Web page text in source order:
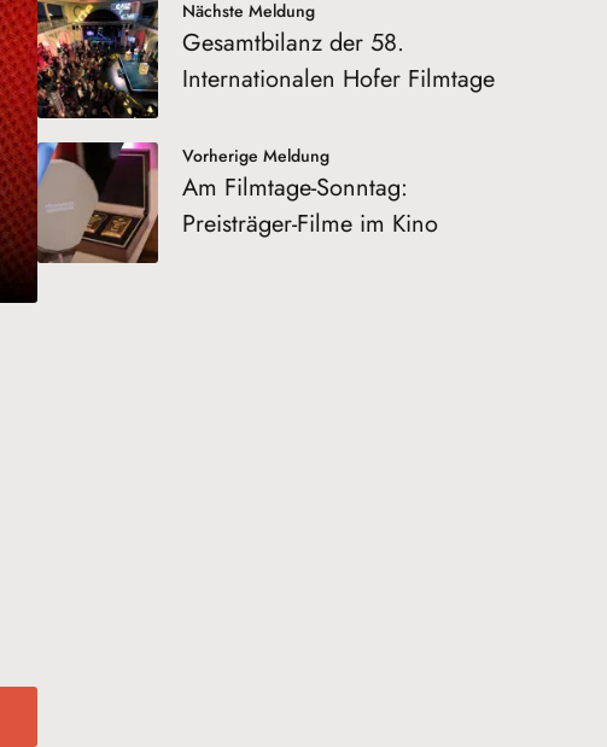
Nächste Meldung
Gesamtbilanz der 58.
Internationalen Hofer Filmtage
Vorherige Meldung
Am Filmtage-Sonntag:
Preisträger-Filme im Kino